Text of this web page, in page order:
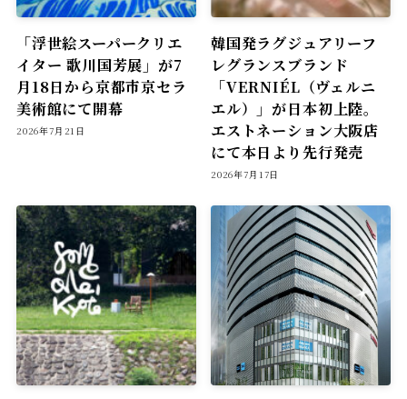
「浮世絵スーパークリエ
イター 歌川国芳展」が7
月18日から京都市京セラ
美術館にて開幕
2026年7月21日
韓国発ラグジュアリーフ
レグランスブランド
「VERNIÉL（ヴェルニ
エル）」が日本初上陸。
エストネーション大阪店
にて本日より先行発売
2026年7月17日